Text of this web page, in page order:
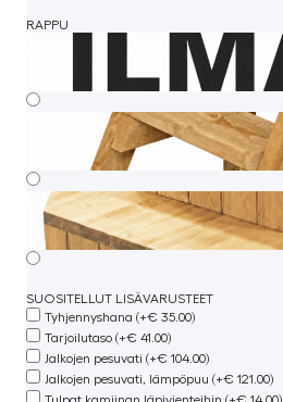
RAPPU
SUOSITELLUT LISÄVARUSTEET
Tyhjennyshana (+€ 35.00)
Tarjoilutaso (+€ 41.00)
Jalkojen pesuvati (+€ 104.00)
Jalkojen pesuvati, lämpöpuu (+€ 121.00)